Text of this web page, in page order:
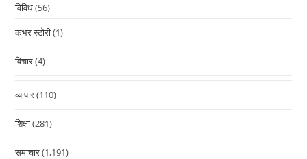
विविध(56)
कभर स्टोरी(1)
विचार(4)
व्यापार(110)
शिक्षा(281)
समाचार(1,191)